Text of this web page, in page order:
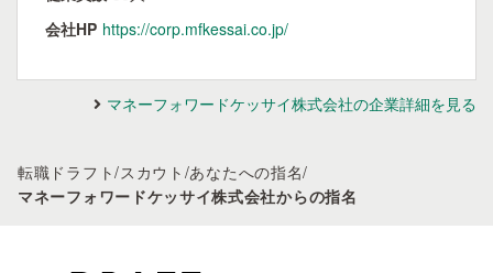
会社HP https://corp.mfkessai.co.jp/
マネーフォワードケッサイ株式会社の企業詳細を見る
転職ドラフト/スカウト /あなたへの指名/
マネーフォワードケッサイ株式会社からの指名